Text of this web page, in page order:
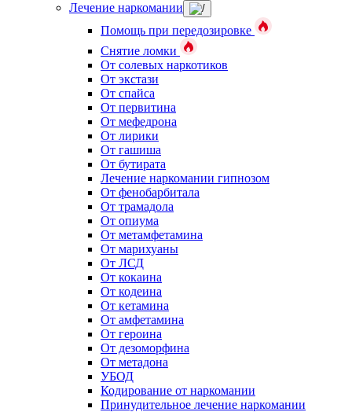
Лечение наркомании
Помощь при передозировке
Снятие ломки
От солевых наркотиков
От экстази
От спайса
От первитина
От мефедрона
От лирики
От гашиша
От бутирата
Лечение наркомании гипнозом
От фенобарбитала
От трамадола
От опиума
От метамфетамина
От марихуаны
От ЛСД
От кокаина
От кодеина
От кетамина
От амфетамина
От героина
От дезоморфина
От метадона
УБОД
Кодирование от наркомании
Принудительное лечение наркомании